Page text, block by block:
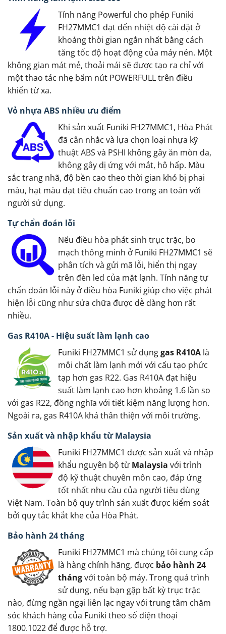
Tính năng Powerful cho phép Funiki
FH27MMC1 đạt đến nhiệt độ cài đặt ở
khoảng thời gian ngắn nhất bằng cách
tăng tốc độ hoạt động của máy nén. Một
không gian mát mẻ, thoải mái sẽ được tạo ra chỉ với
một thao tác nhẹ bấm nút POWERFULL trên điều
khiển từ xa.
Vỏ nhựa ABS nhiều ưu điểm
Khi sản xuất Funiki FH27MMC1, Hòa Phát
đã cân nhắc và lựa chọn loại nhựa kỹ
thuật ABS và PSHI không gây ăn mòn da,
không gây dị ứng với mắt, hô hấp. Màu
sắc trang nhã, độ bền cao theo thời gian khó bị phai
màu, hạt màu đạt tiêu chuẩn cao trong an toàn với
người sử dụng.
Tự chẩn đoán lỗi
Nếu điều hòa phát sinh trục trặc, bo
mạch thông minh ở Funiki FH27MMC1 sẽ
phân tích và gửi mã lỗi, hiển thị ngay
trên đèn led của mặt lạnh. Tính năng tự
chẩn đoán lỗi này ở điều hòa Funiki giúp cho việc phát
hiện lỗi cũng như sửa chữa được dễ dàng hơn rất
nhiều.
Gas R410A - Hiệu suất làm lạnh cao
Funiki FH27MMC1 sử dụnggas R410A là
môi chất làm lạnh mới với cấu tạo phức
tạp hơn gas R22. Gas R410A đạt hiệu
suất làm lạnh cao hơn khoảng 1.6 lần so
với gas R22, đồng nghĩa với tiết kiệm năng lượng hơn.
Ngoài ra, gas R410A khá thân thiện với môi trường.
Sản xuất và nhập khẩu từ Malaysia
Funiki FH27MMC1 được sản xuất và nhập
khẩu nguyên bộ từ Malaysia với trình
độ kỹ thuật chuyên môn cao, đáp ứng
tốt nhất nhu cầu của người tiêu dùng
Việt Nam. Toàn bộ quy trình sản xuất được kiểm soát
bởi quy tắc khắt khe của Hòa Phát.
Bảo hành 24 tháng
Funiki FH27MMC1 mà chúng tôi cung cấp
là hàng chính hãng, được bảo hành 24
thángvới toàn bộ máy. Trong quá trình
sử dụng, nếu bạn gặp bất kỳ trục trặc
nào, đừng ngần ngại liên lạc ngay với trung tâm chăm
sóc khách hàng của Funiki theo số điện thoại
1800.1022 để được hỗ trợ.